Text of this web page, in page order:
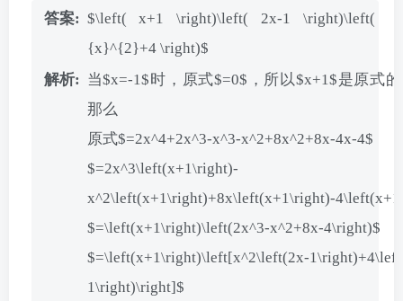
$\left( x+1 \right)\left( 2x-1 \right)\left(
{x}^{2}+4 \right)$
当$x=-1$时，原式$=0$，所以$x+1$是原式
那么
原式$=2x^4+2x^3-x^3-x^2+8x^2+8x-4x-4$
$=2x^3\left(x+1\right)-
x^2\left(x+1\right)+8x\left(x+1\right)-
$=\left(x+1\right)\left(2x^3-x^2+8x-4\right)$
$=\left(x+1\right)\left[x^2\left(2x-
1\right)\right]$